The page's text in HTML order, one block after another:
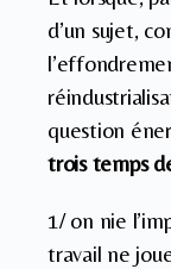
d’un sujet,
question
trois temps
1/ on nie
travail ne